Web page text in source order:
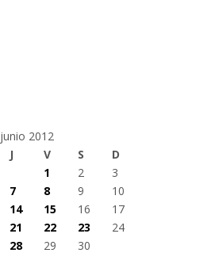
junio 2012
J V S
D
1
2
3
7 8 9
10
14 15 16
17
21 22 23
24
28 29
30